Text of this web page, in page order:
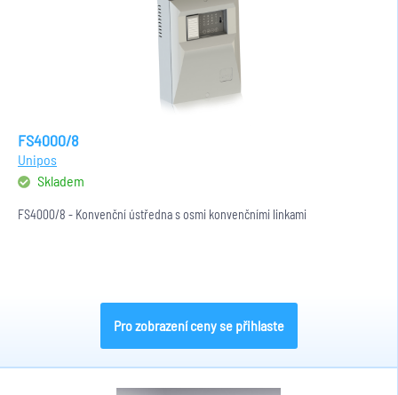
FS4000/8
Unipos
Skladem
FS4000/8 - Konvenční ústředna s osmi konvenčními linkami
Pro zobrazení ceny se přihlaste